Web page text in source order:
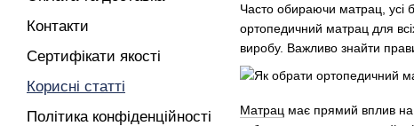
Часто обираючи матрац, усі
ортопедичний матрац для
виробу. Важливо знайти
Матрац має прямий вплив на
Контакти
Сертифікати якості
Корисні статті
Політика конфіденційності